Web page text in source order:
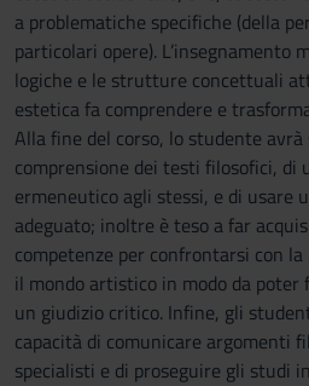
a problematiche specifiche (della
particolari opere). L’insegnamento
logiche e le strutture concettuali
estetica fa comprendere e
Alla fine del corso, lo studente
comprensione dei testi filosofici, di
ermeneutico agli stessi, e di usare
adeguato; inoltre è teso a far
competenze per confrontarsi con
il mondo artistico in modo da
un giudizio critico. Infine, gli
capacità di comunicare argomenti
specialisti e di proseguire gli studi